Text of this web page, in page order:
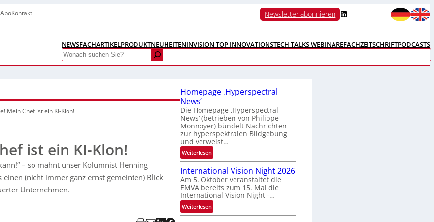
AboKontakt Newsletter abonnieren LinkedIn
NEWSFACHARTIKELPRODUKTNEUHEITENINVISION TOP INNOVATIONSTECH TALKS WEBINAREFACHZEITSCHRIFTPODCASTS
Search
Mein Chef ist ein KI-Klon!
ist ein KI-Klon!
– so mahnt unser Kolumnist Henning
einen (nicht immer ganz ernst gemeinten) Blick
Unternehmen.
Homepage ‚Hyperspectral
News‘
Die Homepage ‚Hyperspectral
News‘ (betrieben von Philippe
Monnoyer) bündelt Nachrichten
zur hyperspektralen Bildgebung
und verweist…
Weiterlesen:
H
o
m
e
p
a
g
International Vision Night 2026
Am 5. Oktober veranstaltet die
EMVA bereits zum 15. Mal die
International Vision Night -…
Weiterlesen:
I